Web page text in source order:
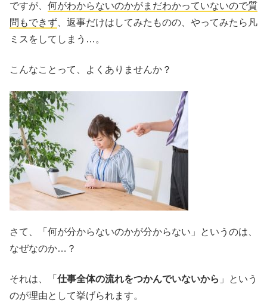
ですが、 何がわからないのかがまだわかっていないので質
問もできず 、返事だけはしてみたものの、やってみたら凡
ミスをしてしまう…。
こんなことって、よくありませんか？
さて、「何が分からないのかが分からない」というのは、
なぜなのか…？
それは、「 仕事全体の流れをつかんでいないから 」という
のが理由として挙げられます。